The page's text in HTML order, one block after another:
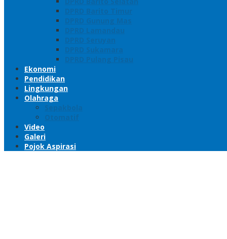
DPRD Barito Timur
DPRD Gunung Mas
DPRD Lamandau
DPRD Seruyan
DPRD Sukamara
DPRD Pulang Pisau
Ekonomi
Pendidikan
Lingkungan
Olahraga
Sepakbola
Otomatif
Video
Galeri
Pojok Aspirasi